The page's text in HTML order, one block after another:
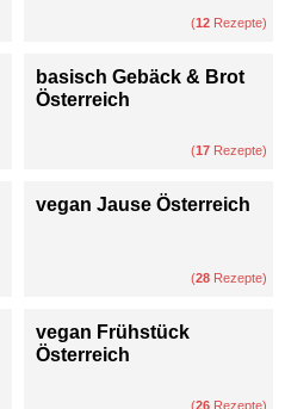
(12 Rezepte)
basisch Gebäck & Brot
Österreich
(17 Rezepte)
vegan Jause Österreich
(28 Rezepte)
vegan Frühstück
Österreich
(26 Rezepte)